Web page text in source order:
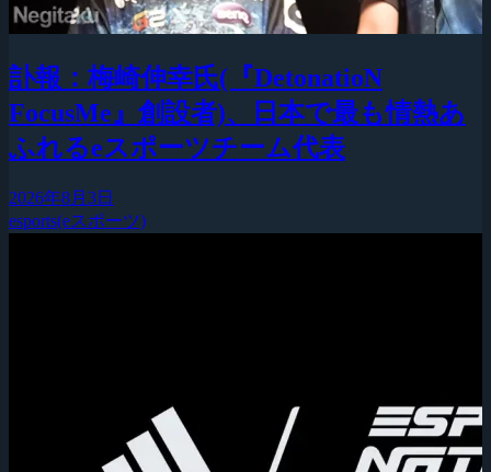
訃報：梅崎伸幸氏(『DetonatioN
FocusMe』創設者)、日本で最も情熱あ
ふれるeスポーツチーム代表
2026年8月3日
esports(eスポーツ)